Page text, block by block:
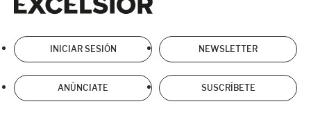
INICIAR SESIÓN NEWSLETTER
ANÚNCIATE SUSCRÍBETE